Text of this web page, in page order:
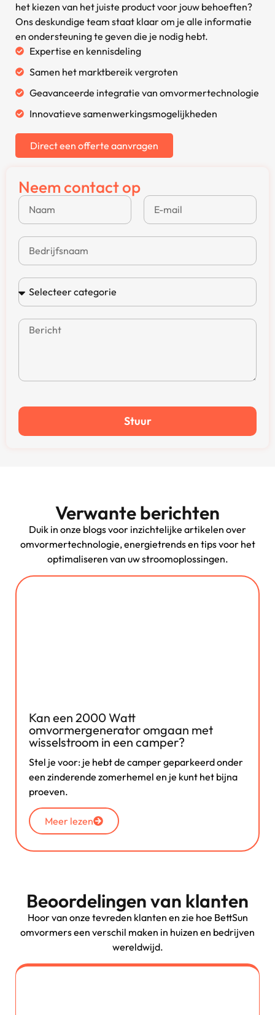
het kiezen van het juiste product voor jouw behoeften?
Ons deskundige team staat klaar om je alle informatie
en ondersteuning te geven die je nodig hebt.
Expertise en kennisdeling
Samen het marktbereik vergroten
Geavanceerde integratie van omvormertechnologie
Innovatieve samenwerkingsmogelijkheden
Direct een offerte aanvragen
Neem contact op
Stuur
Verwante berichten
Duik in onze blogs voor inzichtelijke artikelen over
omvormertechnologie, energietrends en tips voor het
optimaliseren van uw stroomoplossingen.
Kan een 2000 Watt
omvormergenerator omgaan met
wisselstroom in een camper?
Stel je voor: je hebt de camper geparkeerd onder
een zinderende zomerhemel en je kunt het bijna
proeven.
Meer lezen
Beoordelingen van klanten
Hoor van onze tevreden klanten en zie hoe BettSun
omvormers een verschil maken in huizen en bedrijven
wereldwijd.